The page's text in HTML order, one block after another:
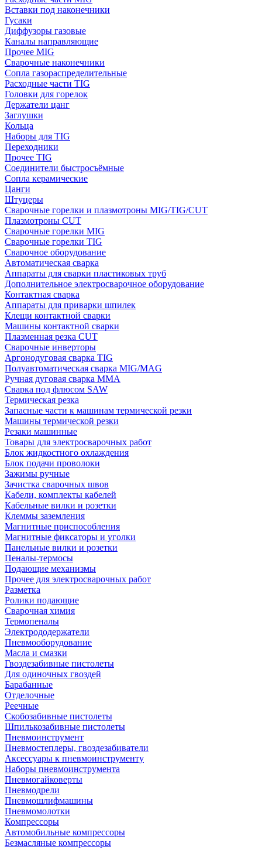
Вставки под наконечники
Гусаки
Диффузоры газовые
Каналы направляющие
Прочее MIG
Сварочные наконечники
Сопла газораспределительные
Расходные части TIG
Головки для горелок
Держатели цанг
Заглушки
Кольца
Наборы для TIG
Переходники
Прочее TIG
Соединители быстросъёмные
Сопла керамические
Цанги
Штуцеры
Сварочные горелки и плазмотроны MIG/TIG/CUT
Плазмотроны CUT
Сварочные горелки MIG
Сварочные горелки TIG
Сварочное оборудование
Автоматическая сварка
Аппараты для сварки пластиковых труб
Дополнительное электросварочное оборудование
Контактная сварка
Аппараты для приварки шпилек
Клещи контактной сварки
Машины контактной сварки
Плазменная резка CUT
Сварочные инверторы
Аргонодуговая сварка TIG
Полуавтоматическая сварка MIG/MAG
Ручная дуговая сварка MMA
Сварка под флюсом SAW
Термическая резка
Запасные части к машинам термической резки
Машины термической резки
Резаки машинные
Товары для электросварочных работ
Блок жидкостного охлаждения
Блок подачи проволоки
Зажимы ручные
Зачистка сварочных швов
Кабели, комплекты кабелей
Кабельные вилки и розетки
Клеммы заземления
Магнитные приспособления
Магнитные фиксаторы и уголки
Панельные вилки и розетки
Пеналы-термосы
Подающие механизмы
Прочее для электросварочных работ
Разметка
Ролики подающие
Сварочная химия
Термопеналы
Электрододержатели
Пневмооборудование
Масла и смазки
Гвоздезабивные пистолеты
Для одиночных гвоздей
Барабанные
Отделочные
Реечные
Скобозабивные пистолеты
Шпилькозабивные пистолеты
Пневмоинструмент
Пневмостеплеры, гвоздезабиватели
Аксессуары к пневмоинструменту
Наборы пневмоинструмента
Пневмогайковерты
Пневмодрели
Пневмошлифмашины
Пневмомолотки
Компрессоры
Автомобильные компрессоры
Безмасляные компрессоры